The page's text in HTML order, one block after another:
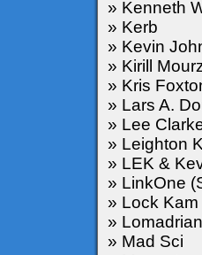
» Kenneth
» Kerb
» Kevin
» Kirill
» Kris
» Lars A.
» Lee
» Leighton
» LEK &
» LinkOne
» Lock Kam
» Lomadrian
» Mad Sci